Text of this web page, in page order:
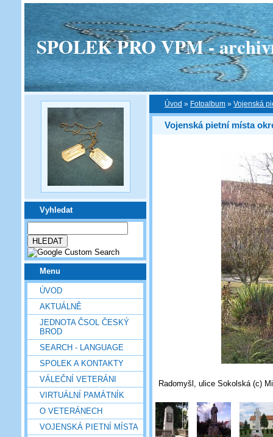
SPOLEK PRO VPM -
Vyhledat
Menu
ÚVOD
AKTUÁLNĚ
JEDNOTA ČSOL ČESKÝ
BROD
SEARCH - LANGUAGE
SPOLEK A KONTAKTY
VÁLEČNÍ VETERÁNI
VIRTUÁLNÍ PAMÁTNÍK
O VETERÁNECH
VOJENSKÁ PIETNÍ MÍSTA
Úvod » Fotoalbum » Vojenská
Vojenská pietní místa
Radomyšl, ulice Sokolská (c)